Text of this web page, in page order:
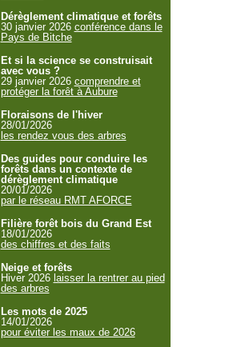
Dérèglement climatique et forêts
30 janvier 2026 conférence dans le
Pays de Bitche
Et si la science se construisait
avec vous ?
29 janvier 2026 comprendre et
protéger la forêt à Aubure
Floraisons de l'hiver
28/01/2026
les rendez vous des arbres
Des guides pour conduire les
forêts dans un contexte de
dérèglement climatique
20/01/2026
par le réseau RMT AFORCE
Filière forêt bois du Grand Est
18/01/2026
des chiffres et des faits
Neige et forêts
Hiver 2026 laisser la rentrer au pied
des arbres
Les mots de 2025
14/01/2026
pour éviter les maux de 2026